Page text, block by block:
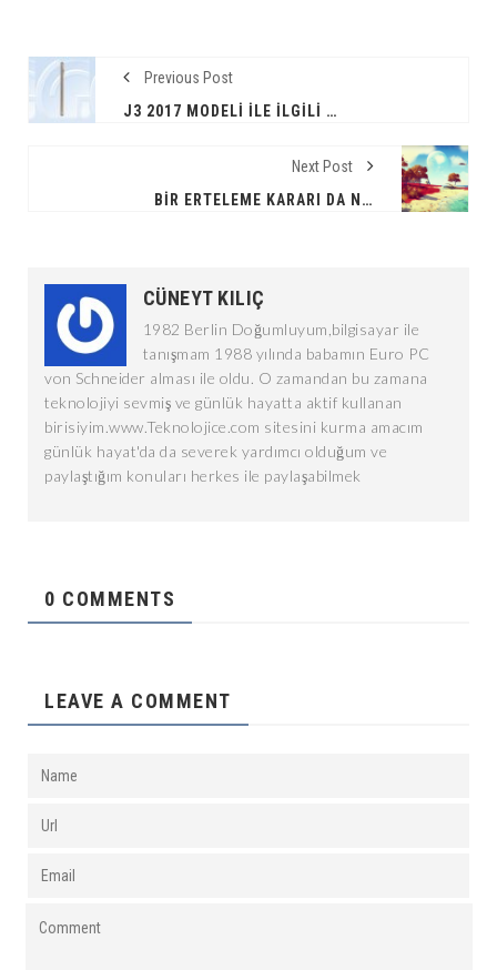
Previous Post
J3 2017 MODELI İLE İLGILI ŞOK GELIŞME !
Next Post
BIR ERTELEME KARARI DA NO MAN'S SKY'DAN
CÜNEYT KILIÇ
1982 Berlin Doğumluyum,bilgisayar ile
tanışmam 1988 yılında babamın Euro PC
von Schneider alması ile oldu. O zamandan bu zamana
teknolojiyi sevmiş ve günlük hayatta aktif kullanan
birisiyim.www.Teknolojice.com sitesini kurma amacım
günlük hayat'da da severek yardımcı olduğum ve
paylaştığım konuları herkes ile paylaşabilmek
0 COMMENTS
LEAVE A COMMENT